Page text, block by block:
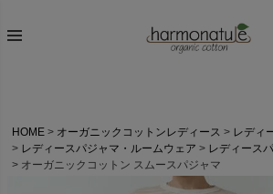
HOME オーガニックコットンレディース
レディ
レディースパジャマ・ルームウェア
レディース
オーガニックコットン スムースパジャマ